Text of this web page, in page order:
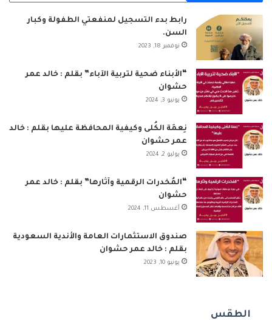
رابط بدء التسجيل لمنفعتي الطفولة وكبار
السن.
نوفمبر 18, 2023
“الأبناء ضحية لتربية الآباء” بقلم : خالد عمر
حشوان
يونيو 3, 2024
نِعمَة الكُلى وكيفية المحافظة عليها بقلم : خالد
عمر حشوان
يوليو 2, 2024
“المُخدرات الرقمية وآثارها” بقلم : خالد عمر
حشوان
أغسطس 11, 2024
صندوق الاستثمارات العامة والأندية السعودية
بقلم : خالد عمر حشوان
يونيو 10, 2023
الطقس